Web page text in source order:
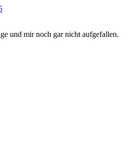
und mir noch gar nicht aufgefallen.